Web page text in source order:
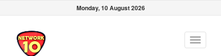
Monday, 10 August 2026
Toggle